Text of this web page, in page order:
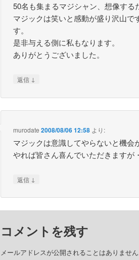
50名も集まるマジシャン、想像する
マジックは笑いと感動が盛り沢山
す。
是非与える側に私もなります。
ありがとうございました。
返信 ↓
murodate 2008/08/06 12:58 より:
マジックは意識してやらないと機会
やれば皆さん喜んでいただきますが
返信 ↓
コメントを残す
メールアドレスが公開されることはありません